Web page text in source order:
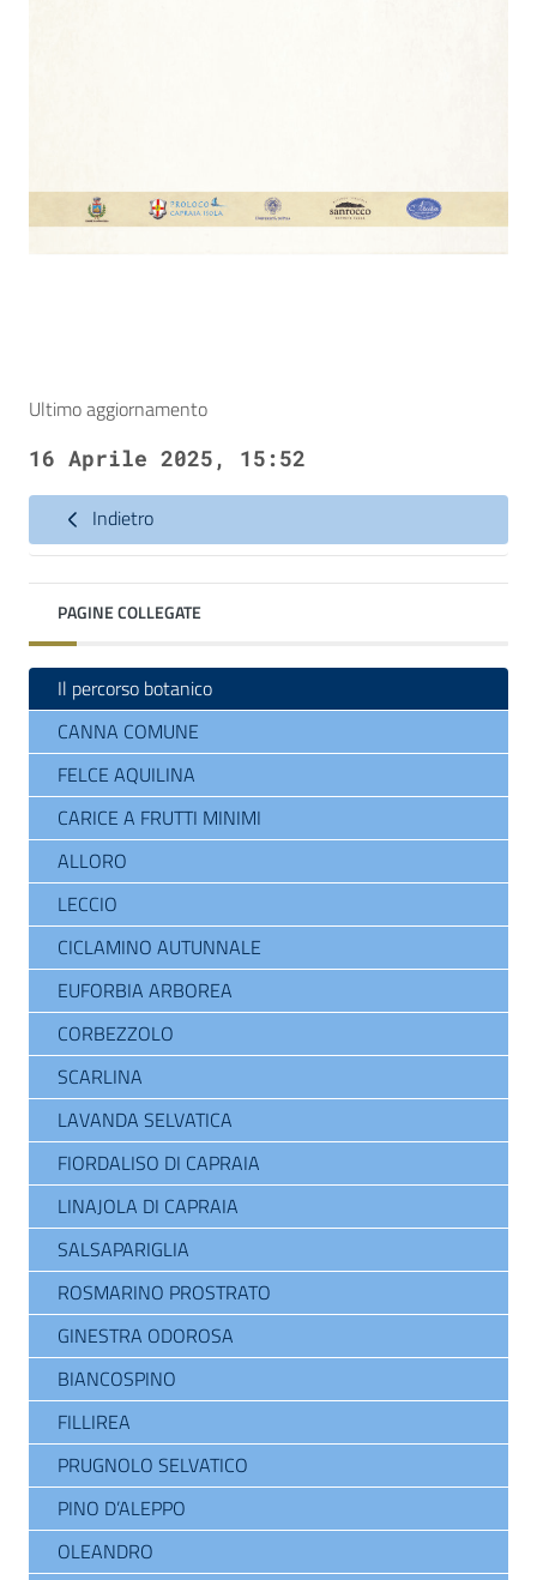
Indietro
PAGINE COLLEGATE
Il percorso botanico
CANNA COMUNE
FELCE AQUILINA
CARICE A FRUTTI MINIMI
ALLORO
LECCIO
CICLAMINO AUTUNNALE
EUFORBIA ARBOREA
CORBEZZOLO
SCARLINA
LAVANDA SELVATICA
FIORDALISO DI CAPRAIA
LINAJOLA DI CAPRAIA
SALSAPARIGLIA
ROSMARINO PROSTRATO
GINESTRA ODOROSA
BIANCOSPINO
FILLIREA
PRUGNOLO SELVATICO
PINO D’ALEPPO
OLEANDRO
Ultimo aggiornamento
16 Aprile 2025, 15:52